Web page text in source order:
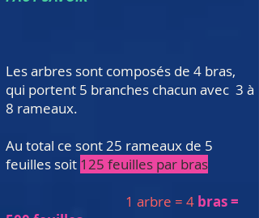
Les arbres sont composés de 4 bras,
qui portent 5 branches chacun avec 3 à
8 rameaux.
Au total ce sont 25 rameaux de 5
feuilles soit 125 feuilles par bras
1 arbre = 4 bras =